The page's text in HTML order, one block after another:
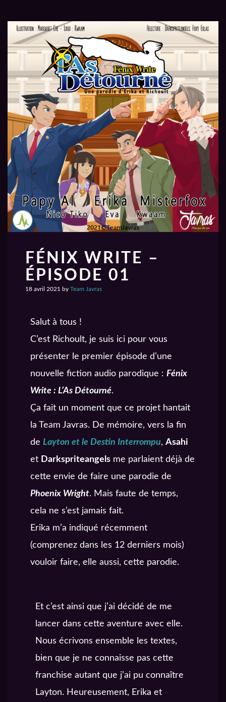
FÉNIX WRITE –
ÉPISODE 01
18 avril 2021 by Team Javras
Salut à tous !
C’est Richoult, je suis ici pour vous
présenter le premier épisode d’une
nouvelle fiction audio parodique : Fénix
Write : L’As Détourné.
Ça fait un moment que ce projet hantait
la Team Javras. De mémoire, vers la fin
de Layton et le Destin Interrompu, Asahi
et Darkspriteangels me parlaient déjà de
cette envie de faire une parodie de
Phoenix Wright. Mais faute de temps,
cela ne s’est jamais fait.
Erika m’a indiqué récemment
(comprenez dans les 12 derniers mois)
vouloir faire, elle aussi, cette parodie.
Et c’est ainsi que j’ai décidé de me
lancer dans cette aventure avec elle.
Nous écrivons ensemble les textes,
bien que je ne connaisse pas cette
franchise autant que j’ai pu connaître
Layton. Heureusement, Erika et